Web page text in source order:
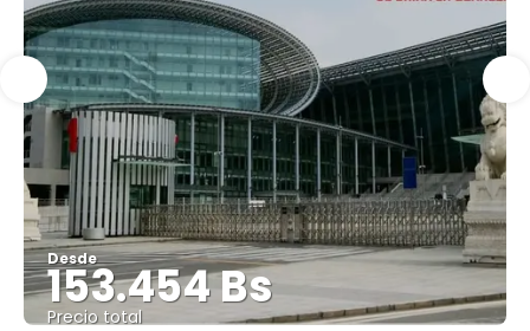
Desde
153.454 Bs
Precio total